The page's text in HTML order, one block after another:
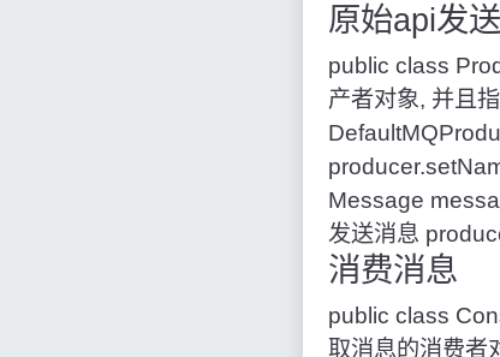
原始api发
public class
产者对象, 并且
producer.
Message
发送消息
消费消息
public class
取消息的消费者